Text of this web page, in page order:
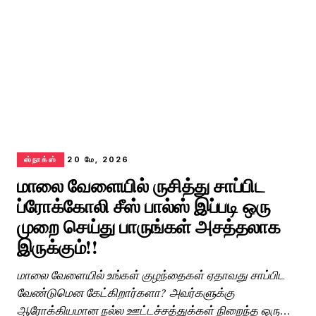
ஸ்நாக்ஸ் 20 மே, 2026
மாலை வேளையில் ருசித்து சாப்பிட
ப்ரோக்கோலி சீஸ் பால்ஸ் இப்படி ஒரு
முறை செய்து பாருங்கள் அசத்தலாக
இருக்கும்!!
மாலை வேளையில் உங்கள் குழந்தைகள் ஏதாவது சாப்பிட
வேண்டுமென கேட்கிறார்களா? அவர்களுக்கு
ஆரோக்கியமான நல்ல ஊட்டச்சத்துக்கள் நிறைந்த ஒரு